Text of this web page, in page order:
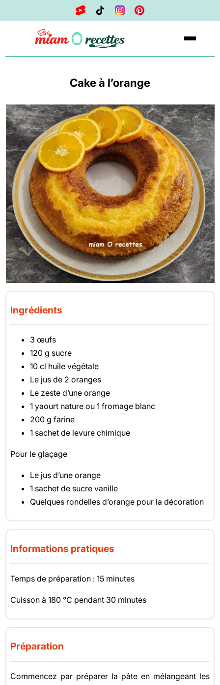
Cake à l’orange
Ingrédients
3 œufs
120 g sucre
10 cl huile végétale
Le jus de 2 oranges
Le zeste d’une orange
1 yaourt nature ou 1 fromage blanc
200 g farine
1 sachet de levure chimique
Pour le glaçage
Le jus d’une orange
1 sachet de sucre vanille
Quelques rondelles d’orange pour la décoration
Informations pratiques
Temps de préparation : 15 minutes
Cuisson à 180 °C pendant 30 minutes
Préparation
Commencez par préparer la pâte en mélangeant les